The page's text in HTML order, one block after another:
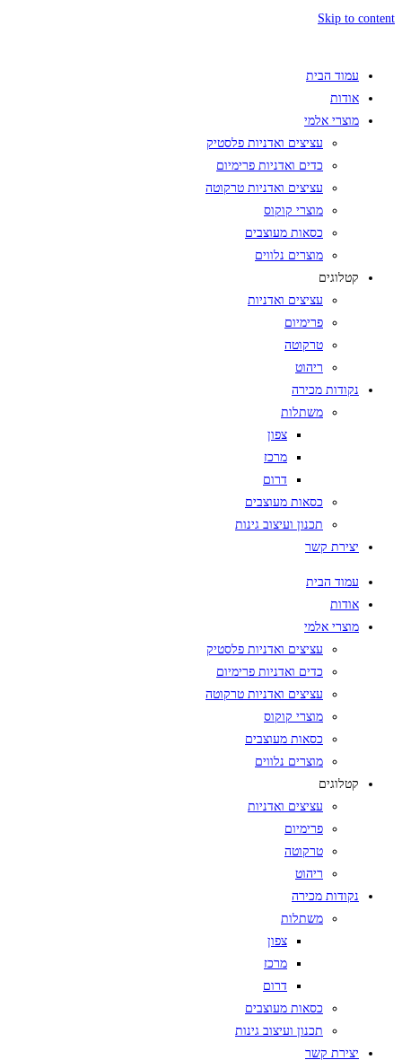
Skip to content
עמוד הבית
אודות
מוצרי אלמי
עציצים ואדניות פלסטיק
כדים ואדניות פרימיום
עציצים ואדניות טרקוטה
מוצרי קוקוס
כסאות מעוצבים
מוצרים נלווים
קטלוגים
עציצים ואדניות
פרימיום
טרקוטה
ריהוט
נקודות מכירה
משתלות
צפון
מרכז
דרום
כסאות מעוצבים
תכנון ועיצוב גינות
יצירת קשר
עמוד הבית
אודות
מוצרי אלמי
עציצים ואדניות פלסטיק
כדים ואדניות פרימיום
עציצים ואדניות טרקוטה
מוצרי קוקוס
כסאות מעוצבים
מוצרים נלווים
קטלוגים
עציצים ואדניות
פרימיום
טרקוטה
ריהוט
נקודות מכירה
משתלות
צפון
מרכז
דרום
כסאות מעוצבים
תכנון ועיצוב גינות
יצירת קשר